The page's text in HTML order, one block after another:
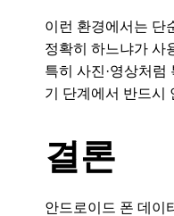
이런 환경에서는 단
정확히 하느냐가 사
특히 사진·영상처
기 단계에서 반드시
결론
안드로이드 폰 데이